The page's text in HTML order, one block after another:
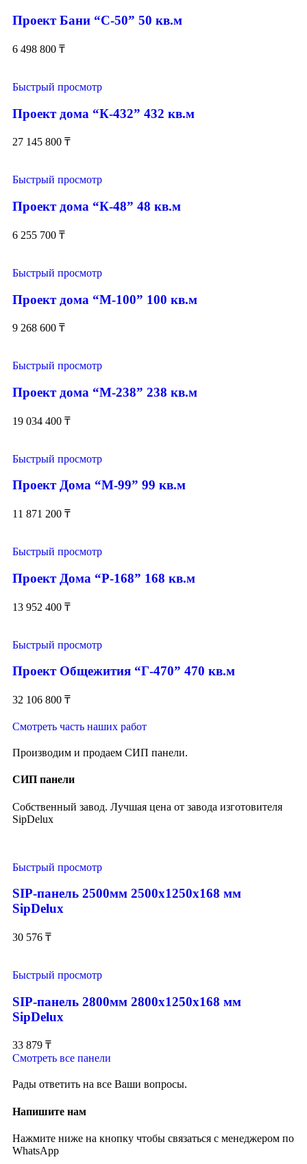
Проект Бани “С-50” 50 кв.м
6 498 800 ₸
Быстрый просмотр
Проект дома “К-432” 432 кв.м
27 145 800 ₸
Быстрый просмотр
Проект дома “К-48” 48 кв.м
6 255 700 ₸
Быстрый просмотр
Проект дома “М-100” 100 кв.м
9 268 600 ₸
Быстрый просмотр
Проект дома “М-238” 238 кв.м
19 034 400 ₸
Быстрый просмотр
Проект Дома “М-99” 99 кв.м
11 871 200 ₸
Быстрый просмотр
Проект Дома “Р-168” 168 кв.м
13 952 400 ₸
Быстрый просмотр
Проект Общежития “Г-470” 470 кв.м
32 106 800 ₸
Смотреть часть наших работ
Производим и продаем СИП панели.
СИП панели
Собственный завод. Лучшая цена от завода изготовителя
SipDelux
Быстрый просмотр
SIP-панель 2500мм 2500x1250x168 мм
SipDelux
30 576 ₸
Быстрый просмотр
SIP-панель 2800мм 2800x1250x168 мм
SipDelux
33 879 ₸
Смотреть все панели
Рады ответить на все Ваши вопросы.
Напишите нам
Нажмите ниже на кнопку чтобы связаться с менеджером по
WhatsApp